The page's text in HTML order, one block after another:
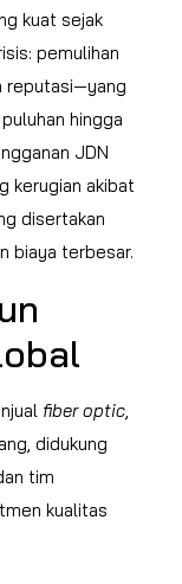
kuat sejak
pemulihan
reputasi—yang
hingga
JDN
kerugian akibat
disertakan
biaya terbesar.
fiber optic,
didukung
tim
kualitas